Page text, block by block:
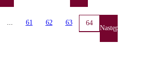
61 62 63 64
Następna